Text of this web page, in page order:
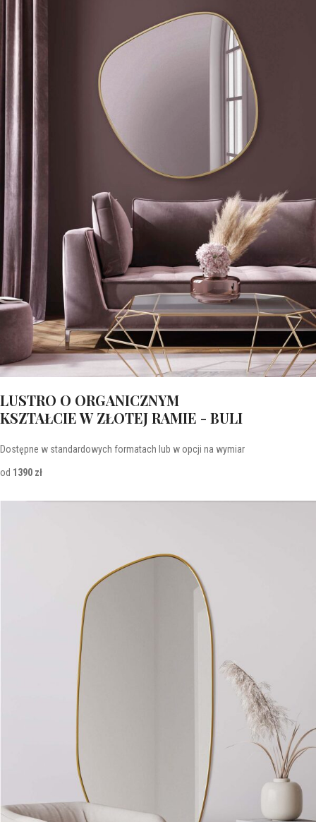
LUSTRO O ORGANICZNYM
KSZTAŁCIE W ZŁOTEJ RAMIE - BULI
Dostępne w standardowych formatach lub w opcji na wymiar
od 1390 zł